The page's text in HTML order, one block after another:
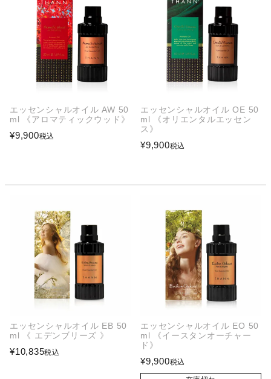
エッセンシャルオイル AW 50
ml 《アロマティックウッド》
¥9,900税込
エッセンシャルオイル OE 50
ml 《オリエンタルエッセン
ス》
¥9,900税込
エッセンシャルオイル EB 50
ml 《 エデンブリーズ 》
¥10,835税込
エッセンシャルオイル EO 50
ml 《イースタンオーチャー
ド》
¥9,900税込